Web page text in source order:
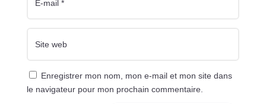
Enregistrer mon nom, mon e-mail et mon site dans
le navigateur pour mon prochain commentaire.